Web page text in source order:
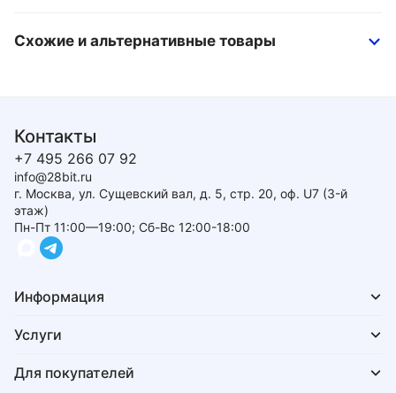
Схожие и альтернативные товары
Контакты
+7 495 266 07 92
info@28bit.ru
г. Москва, ул. Сущевский вал, д. 5, стр. 20, оф. U7 (3-й
этаж)
Пн-Пт 11:00—19:00; Сб-Вс 12:00-18:00
Информация
Услуги
Для покупателей